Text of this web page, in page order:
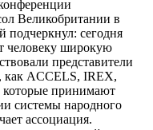
Великобритании в
подчеркнул: сегодня
человеку широкую
представители
как ACCELS, IREX,
принимают
системы народного
ассоциация.